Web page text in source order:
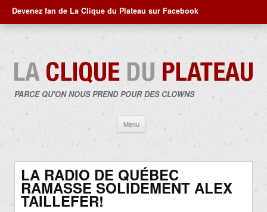
Devenez fan de La Clique du Plateau sur Facebook
PARCE QU'ON NOUS PREND POUR DES CLOWNS
Menu
contenu
LA RADIO DE QUÉBEC
RAMASSE SOLIDEMENT ALEX
TAILLEFER!